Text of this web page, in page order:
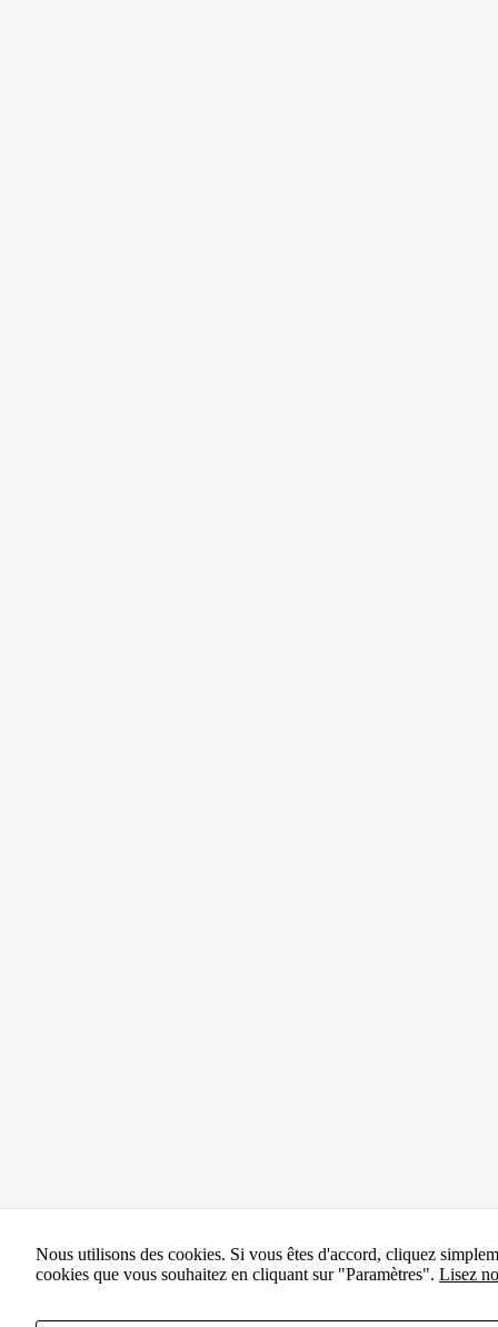
Nous utilisons des cookies. Si vous êtes d'accord, cliquez
cookies que vous souhaitez en cliquant sur "Paramètres". Lisez